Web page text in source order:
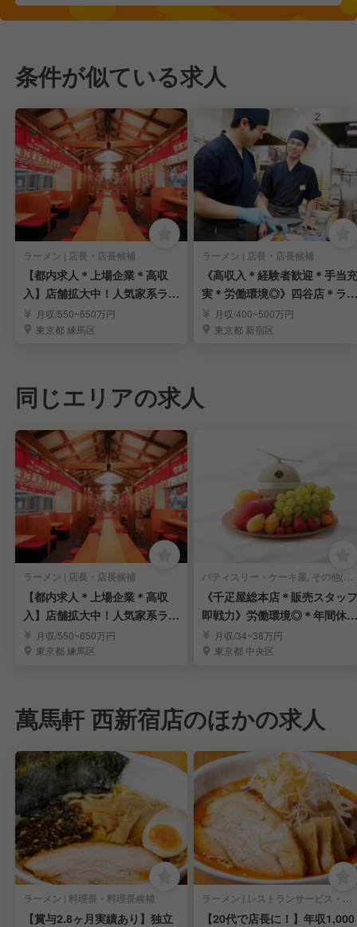
条件が似ている求人
ラーメン | 店長・店長候補
【都内求人＊上場企業＊高収
入】店舗拡大中！人気家系ラー
メン「町田商店」
月収/550~650万円
東京都 練馬区
ラーメン | 店長・店長候補
《高収入＊経験者歓迎＊手当充
実＊労働環境◎》四谷店＊ラー
メン店長候補募集
月収/400~500万円
東京都 新宿区
同じエリアの求人
ラーメン | 店長・店長候補
【都内求人＊上場企業＊高収
入】店舗拡大中！人気家系ラー
メン「町田商店」
月収/550~650万円
東京都 練馬区
パティスリー・ケーキ屋, その他(料理ジャンル) | 店長・店長候補
《千疋屋総本店＊販売スタッフ
即戦力》労働環境◎＊年間休1
15日＊賞与年3回
月収/34~38万円
東京都 中央区
萬馬軒 西新宿店のほかの求人
ラーメン | 料理長・料理長候補
【賞与2.8ヶ月実績あり】独立
ラーメン | レストランサービス・ホールスタッフ
【20代で店長に！】年収1,000